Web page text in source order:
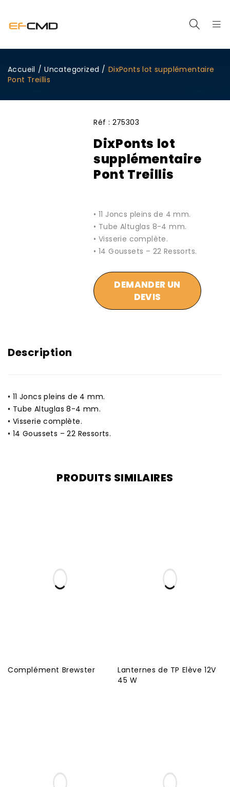
Accueil / Uncategorized / DixPonts lot supplémentaire
Pont Treillis
Réf : 275303
DixPonts lot
supplémentaire
Pont Treillis
• 11 Joncs pleins de 4 mm.
• Tube Altuglas 8-4 mm.
• Visserie complète.
• 14 Goussets – 22 Ressorts.
DEMANDER UN
DEVIS
Description
• 11 Joncs pleins de 4 mm.
• Tube Altuglas 8-4 mm.
• Visserie complète.
• 14 Goussets – 22 Ressorts.
PRODUITS SIMILAIRES
Complément Brewster
Lanternes de TP Elève 12V
45 W